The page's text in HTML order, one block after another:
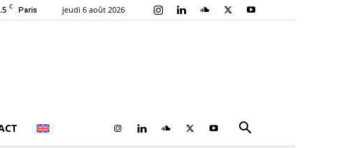
C Paris jeudi 6 août 2026